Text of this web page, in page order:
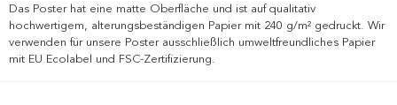
Das Poster hat eine matte Oberfläche und ist auf qualitativ
hochwertigem, alterungsbeständigen Papier mit 240 g/m² gedruckt. Wir
verwenden für unsere Poster ausschließlich umweltfreundliches Papier
mit EU Ecolabel und FSC-Zertifizierung.